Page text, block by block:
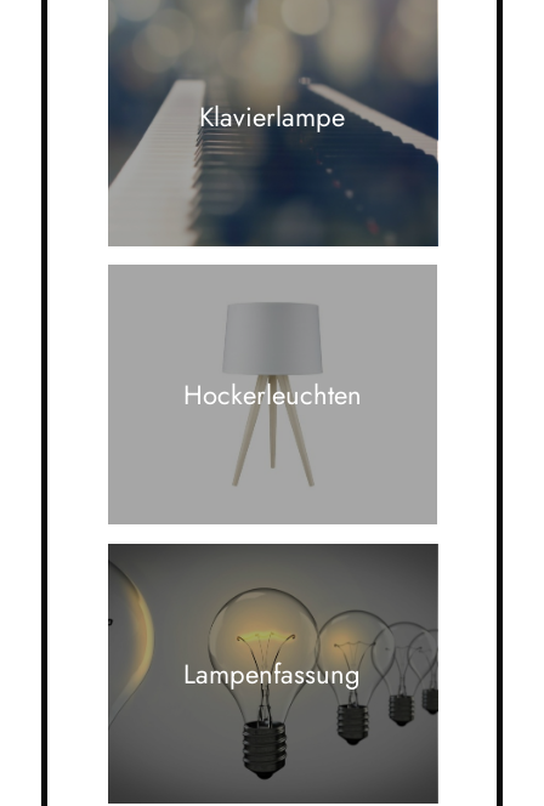
Klavierlampe
Hockerleuchten
Lampenfassung